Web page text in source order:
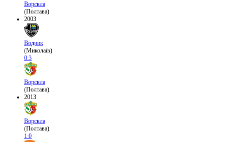
Ворскла
(Полтава)
2003
Водник
(Миколаїв)
0:3
Ворскла
(Полтава)
2013
Ворскла
(Полтава)
1:0